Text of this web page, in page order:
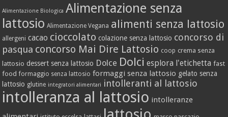
Alimentazione Biologica Alimentazione senza
lattosio Alimentazione Vegana alimenti senza lattosio
allergeni cacao cioccolato colazione senza lattosio concorso di
pasqua concorso Mai Dire Lattosio coop crema senza
lattosio dessert senza lattosio Dolce Dolci esplora l'etichetta fast
food formaggio senza lattosio formaggi senza lattosio gelato senza
lattosio glutine integratori alimentari intolleranti al lattosio
intolleranza al lattosio intolleranze